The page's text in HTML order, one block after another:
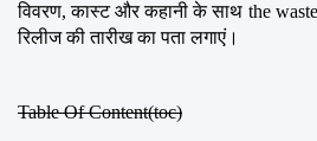
विवरण, कास्ट और कहानी के साथ the
रिलीज की तारीख का पता लगाएं।
Table Of Content(toc)